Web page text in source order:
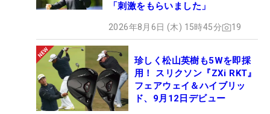
「刺激をもらいました」
2026年8月6日 (木) 15時45分 19
珍しく松山英樹も5Wを即採
用！ スリクソン『ZXi RKT』
フェアウェイ＆ハイブリッ
ド、9月12日デビュー